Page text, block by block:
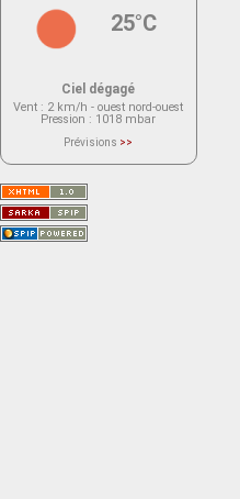
25°C
Ciel dégagé
Vent : 2 km/h - ouest nord-ouest
Pression : 1018 mbar
Prévisions >>
actuellement aucune prévision
Saint-Nom.
Veuillez consulter le message du
service ci-dessous.
(401 - Invalid API key. Please see
https://openweathermap.org/faq#error401